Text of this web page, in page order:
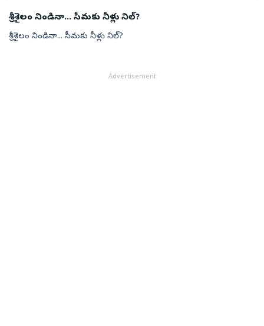
శ్రీశైలం నిండినా... సీమకు నీళ్లు నిల్?
శ్రీశైలం నిండినా... సీమకు నీళ్లు నిల్?
Advertisement